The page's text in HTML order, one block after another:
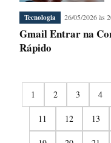
Tecnologia 26/05/2026 às
Gmail Entrar na
Rápido
1 2 3 4
11 12 13